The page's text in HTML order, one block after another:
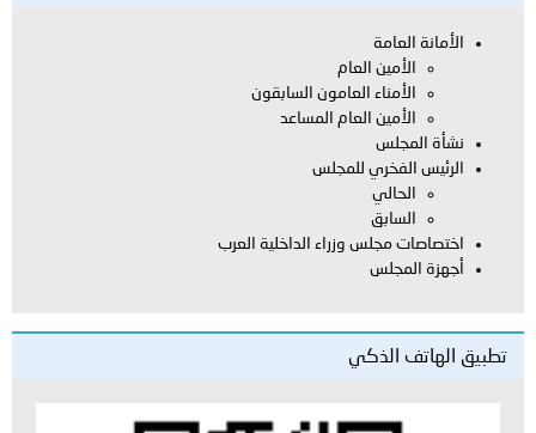
الأمانة العامة
الأمين العام
الأمناء العامون السابقون
الأمين العام المساعد
نشأة المجلس
الرئيس الفخري للمجلس
الحالي
السابق
اختصاصات مجلس وزراء الداخلية العرب
أجهزة المجلس
تطبيق الهاتف الذكي